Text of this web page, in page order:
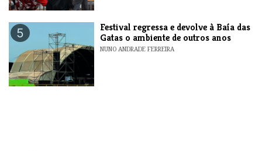
5
Festival regressa e devolve à Baía das
Gatas o ambiente de outros anos
NUNO ANDRADE FERREIRA